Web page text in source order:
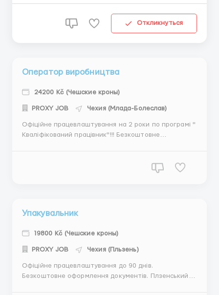
залежать від погодніх умов, проте в серед...
Откликнуться
Оператор виробництва
24200 Kč (Чешские кроны)
PROXY JOB Чехия (Млада-Болеслав)
Офіційне працевлаштування на 2 роки по програмі "
Кваліфікований працівник"!!! Безкоштовне
віком до 45 років,на монтаж та збірку автокрісел до
Упакувальник
19800 Kč (Чешские кроны)
PROXY JOB Чехия (Пльзень)
Офіційне працевлаштування до 90 днів.
Безкоштовне оформлення документів. Плзенський